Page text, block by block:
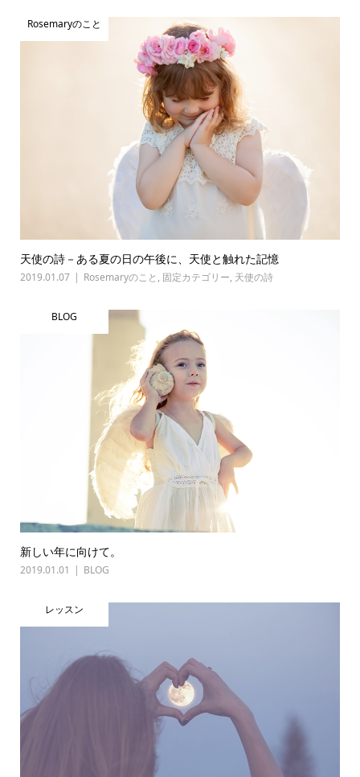
Rosemaryのこと
天使の詩－ある夏の日の午後に、天使と触れた記憶
2019.01.07 Rosemaryのこと , 固定カテゴリー, 天使の詩
BLOG
新しい年に向けて。
2019.01.01 BLOG
レッスン